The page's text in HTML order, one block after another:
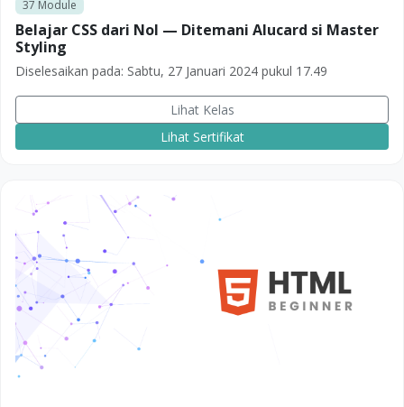
37 Module
Belajar CSS dari Nol — Ditemani Alucard si Master
Styling
Diselesaikan pada: Sabtu, 27 Januari 2024 pukul 17.49
Lihat Kelas
Lihat Sertifikat